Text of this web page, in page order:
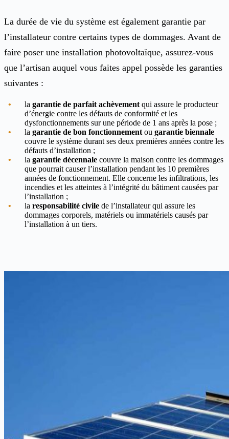
La durée de vie du système est également garantie par
l’installateur contre certains types de dommages. Avant de
faire poser une installation photovoltaïque, assurez-vous
que l’artisan auquel vous faites appel possède les garanties
suivantes :
la garantie de parfait achèvement qui assure le producteur
d’énergie contre les défauts de conformité et les
dysfonctionnements sur une période de 1 ans après la pose ;
la garantie de bon fonctionnement ou garantie biennale
couvre le système durant ses deux premières années contre les
défauts d’installation ;
la garantie décennale couvre la maison contre les dommages
que pourrait causer l’installation pendant les 10 premières
années de fonctionnement. Elle concerne les infiltrations, les
incendies et les atteintes à l’intégrité du bâtiment causées par
l’installation ;
la responsabilité civile de l’installateur qui assure les
dommages corporels, matériels ou immatériels causés par
l’installation à un tiers.